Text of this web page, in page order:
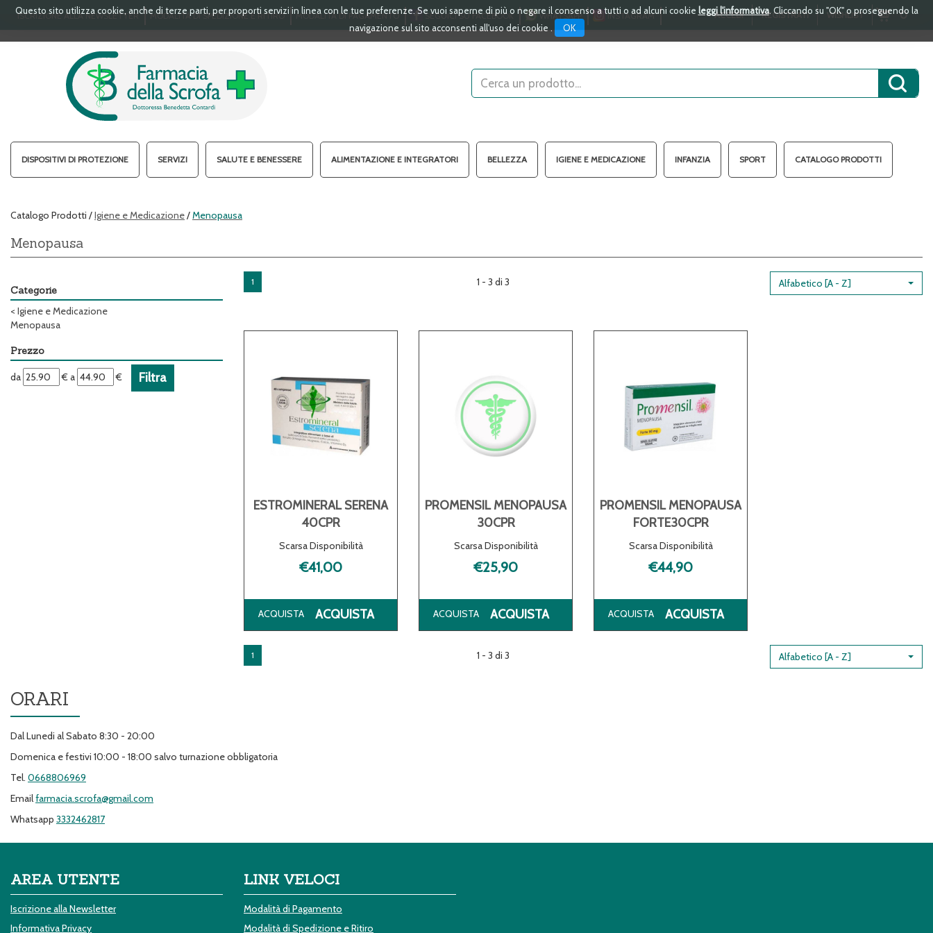
Passa
contenuto
Questo sito utilizza cookie, anche di terze parti, per proporti servizi in linea con le tue preferenze. Se vuoi saperne di più o negare il consenso a tutti o ad alcuni cookie leggi l'informativa. Cliccando su "OK" o proseguendo la
navigazione sul sito acconsenti all'uso dei cookie .
OK
ISCRIZIONE ALLA NEWSLETTER MODALITÀ DI SPEDIZIONE E RITIRO MODALITÀ DI PAGAMENTO SEGUICI SU FACEBOOK WHATSAPP INSTAGRAM ACCEDI REGISTRATI WISHLIST 0
ARTICOLI
INSERITI
Cerca
Prodotto
Cerca
DISPOSITIVI DI PROTEZIONE SERVIZI SALUTE E BENESSERE ALIMENTAZIONE E INTEGRATORI BELLEZZA IGIENE E MEDICAZIONE INFANZIA SPORT CATALOGO PRODOTTI
Catalogo Prodotti /Igiene e Medicazione/Menopausa
Menopausa
Categorie
< Igiene e Medicazione
Menopausa
Prezzo
filtra
da
da €
filtra
a
a €
1 1 - 3 di 3 Alfabetico [A - Z]
ESTROMINERAL SERENA
40CPR
Scarsa Disponibilità
€41,00
ACQUISTA
ACQUISTA ESTROMINERAL
PROMENSIL MENOPAUSA
30CPR
Scarsa Disponibilità
€25,90
ACQUISTA
ACQUISTA PROMENSIL
PROMENSIL MENOPAUSA
FORTE30CPR
Scarsa Disponibilità
€44,90
ACQUISTA
1 1 - 3 di 3 Alfabetico [A - Z]
ORARI
Dal Lunedi al Sabato 8:30 - 20:00
Domenica e festivi 10:00 - 18:00 salvo turnazione obbligatoria
Tel. 0668806969
Emailfarmacia.scrofa@gmail.com
Whatsapp 3332462817
AREA UTENTE
Iscrizione alla Newsletter
Informativa Privacy
LINK VELOCI
Modalità di Pagamento
Modalità di Spedizione e Ritiro